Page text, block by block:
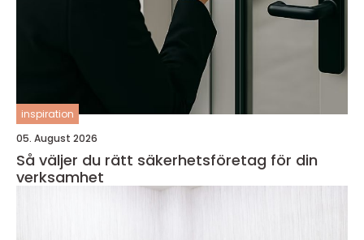
inspiration
05. August 2026
Så väljer du rätt säkerhetsföretag för din
verksamhet